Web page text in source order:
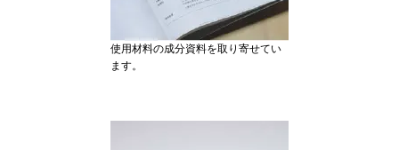
使用材料の成分資料を取り寄せてい
ます。